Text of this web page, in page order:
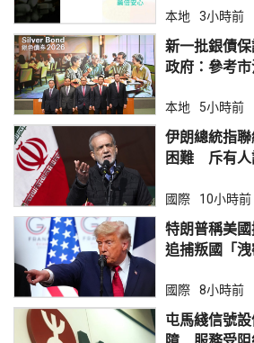
本地 3小時前
新一批銀債
政府：參考
本地 5小時前
伊朗總統指
困難 斥有人
國際 10小時前
特朗普稱美
追捕叛國「洩
國際 8小時前
屯馬綫信號